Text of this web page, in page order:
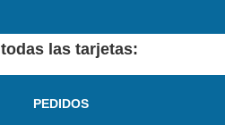
las tarjetas:
PEDIDOS